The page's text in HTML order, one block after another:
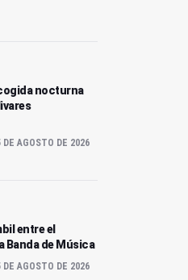
nocturna
DE AGOSTO DE 2026
entre el
Banda de Música
DE AGOSTO DE 2026